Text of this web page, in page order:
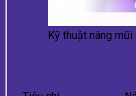
Kỹ thuật nâng